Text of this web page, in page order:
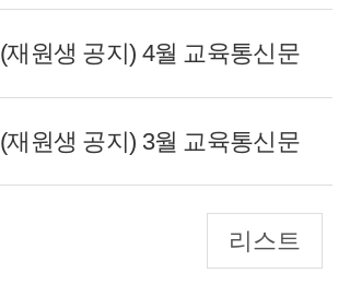
(재원생 공지) 4월 교육통신문
(재원생 공지) 3월 교육통신문
리스트